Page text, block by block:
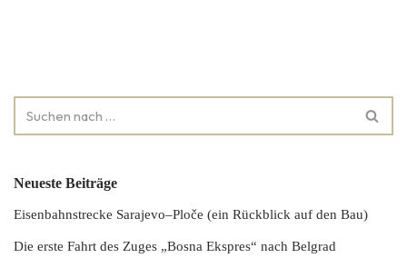
Neueste Beiträge
Eisenbahnstrecke Sarajevo–Ploče (ein Rückblick auf den Bau)
Die erste Fahrt des Zuges „Bosna Ekspres“ nach Belgrad